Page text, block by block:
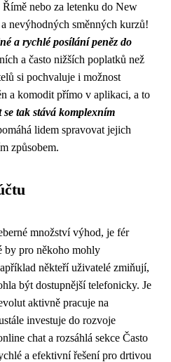
nebo za letenku do New
nevýhodných směnných kurzů!
a rychlé posílání peněz do
a často nižších poplatků než
si pochvaluje i možnost
a komodit přímo v aplikaci, a to
se tak stává komplexním
lidem spravovat jejich
způsobem.
množství výhod, je fér
by pro někoho mohly
někteří uživatelé zmiňují,
být dostupnější telefonicky. Je
aktivně pracuje na
investuje do rozvoje
chat a rozsáhlá sekce Často
a efektivní řešení pro drtivou